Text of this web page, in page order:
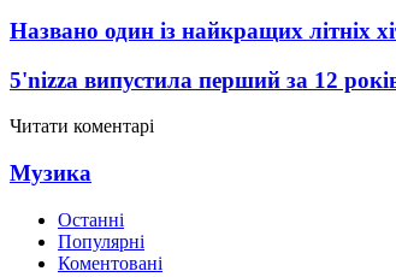
Названо один із найкращих літніх
5'nizza випустила перший за 12
Читати коментарі
Музика
Останні
Популярні
Коментовані